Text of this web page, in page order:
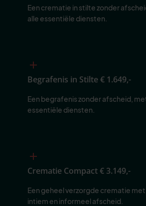
Een crematie in stilte zonder
alle essentiële diensten.
Begrafenis in Stilte€ 1.649,-
Een begrafenis zonder afscheid,
essentiële diensten.
Crematie Compact€ 3.149,-
Een geheel verzorgde crematie
intiem en informeel afscheid.